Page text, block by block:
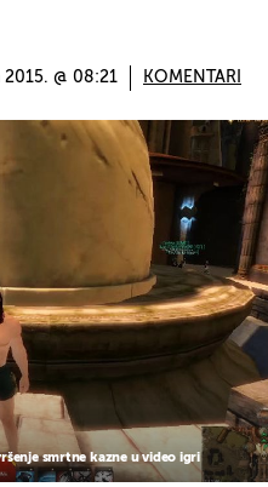
2015. @ 08:21 KOMENTARI
smrtne kazne u video igri